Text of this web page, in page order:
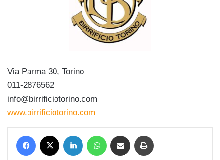
Via Parma 30, Torino
011-2876562
info@birrificiotorino.com
www.birrificiotorino.com
Facebook LinkedIn WhatsApp Condividi via mail